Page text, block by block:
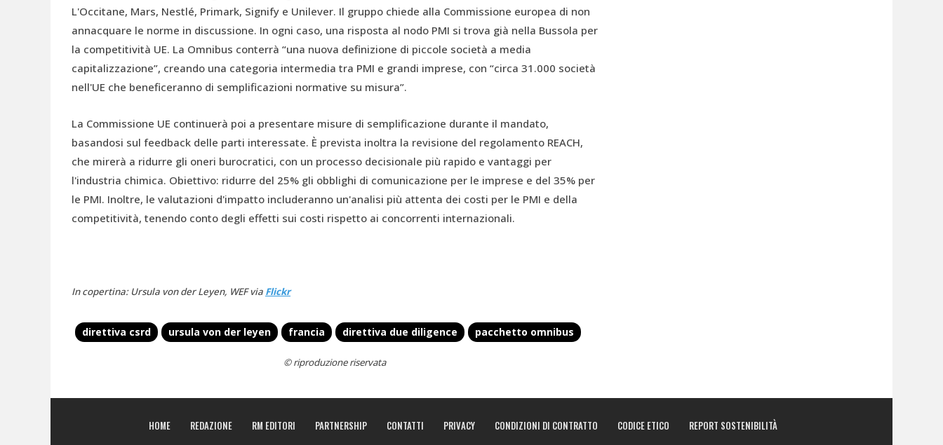
L'Occitane, Mars, Nestlé, Primark, Signify e Unilever. Il gruppo chiede alla Commissione europea di non
annacquare le norme in discussione. In ogni caso, una risposta al nodo PMI si trova già nella Bussola per
la competitività UE. La Omnibus conterrà “una nuova definizione di piccole società a media
capitalizzazione”, creando una categoria intermedia tra PMI e grandi imprese, con “circa 31.000 società
nell'UE che beneficeranno di semplificazioni normative su misura”.
La Commissione UE continuerà poi a presentare misure di semplificazione durante il mandato,
basandosi sul feedback delle parti interessate. È prevista inoltra la revisione del regolamento REACH,
che mirerà a ridurre gli oneri burocratici, con un processo decisionale più rapido e vantaggi per
l'industria chimica. Obiettivo: ridurre del 25% gli obblighi di comunicazione per le imprese e del 35% per
le PMI. Inoltre, le valutazioni d'impatto includeranno un'analisi più attenta dei costi per le PMI e della
competitività, tenendo conto degli effetti sui costi rispetto ai concorrenti internazionali.
In copertina: Ursula von der Leyen, WEF via Flickr
direttiva csrd ursula von der leyen francia direttiva due diligence pacchetto omnibus
© riproduzione riservata
HOME REDAZIONE RM EDITORI PARTNERSHIP CONTATTI PRIVACY CONDIZIONI DI CONTRATTO CODICE ETICO REPORT SOSTENIBILITÀ